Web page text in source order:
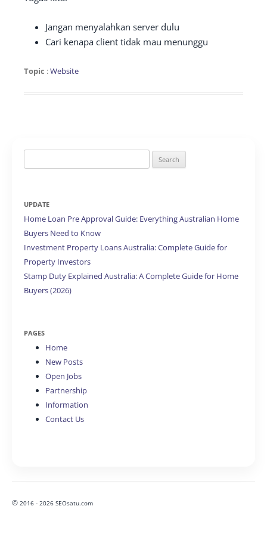
Jangan menyalahkan server dulu
Cari kenapa client tidak mau menunggu
Topic :Website
for:
UPDATE
Home Loan Pre Approval Guide: Everything Australian Home
Buyers Need to Know
Investment Property Loans Australia: Complete Guide for
Property Investors
Stamp Duty Explained Australia: A Complete Guide for Home
Buyers (2026)
PAGES
Home
New Posts
Open Jobs
Partnership
Information
Contact Us
© 2016 - 2026 SEOsatu.com